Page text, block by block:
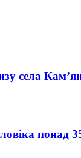
села
понад